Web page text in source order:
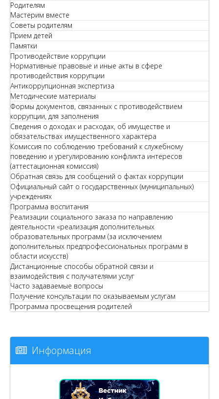
Родителям
Мастерим вместе
Советы родителям
Прием детей
Памятки
Противодействие коррупции
Нормативные правовые и иные акты в сфере
противодействия коррупции
Антикоррупционная экспертиза
Методические материалы
Формы документов, связанных с противодействием
коррупции, для заполнения
Сведения о доходах и расходах, об имуществе и
обязательствах имущественного характера
Комиссия по соблюдению требований к служебному
поведению и урегулированию конфликта интересов
(аттестационная комиссия)
Обратная связь для сообщений о фактах коррупции
Официальный сайт о государственных (муниципальных)
учреждениях
Программа воспитания
Реализации социального заказа по направлению
деятельности «реализация дополнительных
образовательных программ (за исключением
дополнительных предпрофессиональных программ в
области искусств)
Дистанционные способы обратной связи и
взаимодействия с получателями услуг
Часто задаваемые вопросы
Получение консультации по оказываемым услугам
Программа просвещения родителей
Информация